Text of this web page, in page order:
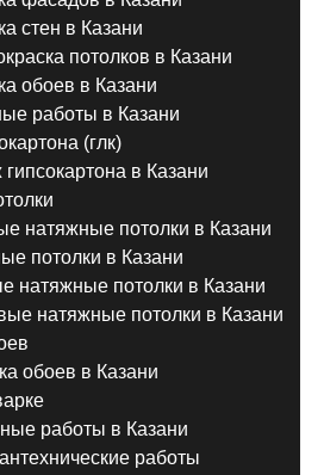
стен в Казани
потолков в Казани
обоев в Казани
работы в Казани
(глк)
в Казани
натяжные потолки в Казани
потолки в Казани
натяжные потолки в Казани
натяжные потолки в Казани
обоев в Казани
работы в Казани
работы